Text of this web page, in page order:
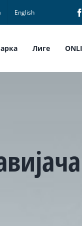
English
Лиге